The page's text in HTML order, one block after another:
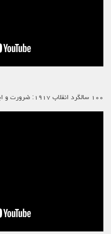
۱۰۰ سالگرد انقلاب ۱۹۱۷: ضرورت و ایجاد حزب لنینی در ایران